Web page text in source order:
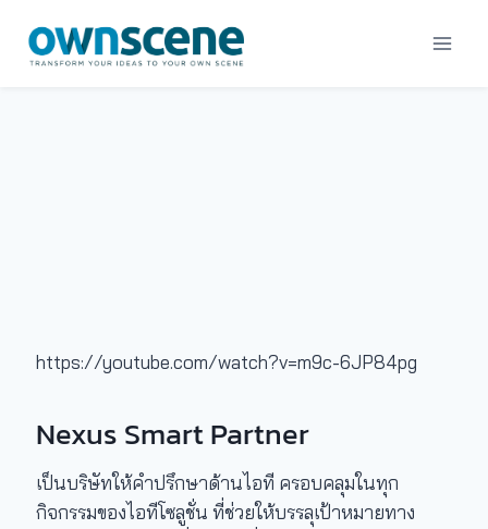
content
https://youtube.com/watch?v=m9c-6JP84pg
Nexus Smart Partner
เป็นบริษัทให้คำปรึกษาด้านไอที ครอบคลุมในทุก
กิจกรรมของไอทีโซลูชั่น ที่ช่วยให้บรรลุเป้าหมายทาง